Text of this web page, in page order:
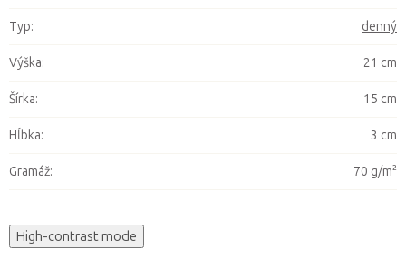
Typ: denný
Výška: 21 cm
Šírka: 15 cm
Hĺbka: 3 cm
Gramáž: 70 g/m²
High-contrast mode